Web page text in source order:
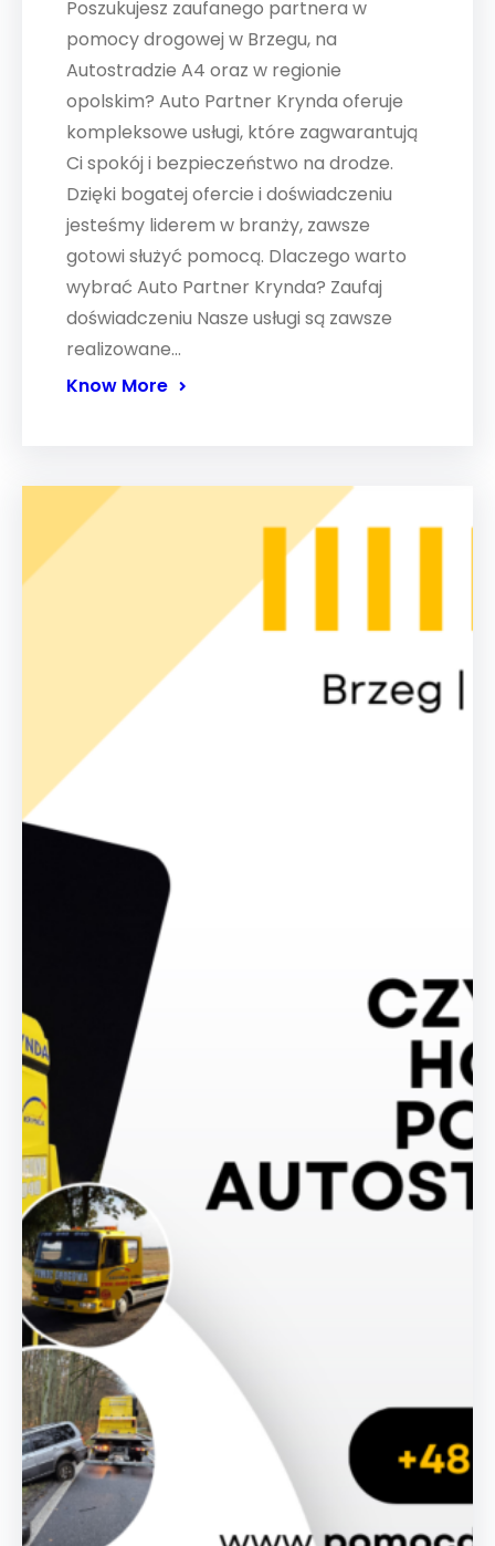
Poszukujesz zaufanego partnera w
pomocy drogowej w Brzegu, na
Autostradzie A4 oraz w regionie
opolskim? Auto Partner Krynda oferuje
kompleksowe usługi, które zagwarantują
Ci spokój i bezpieczeństwo na drodze.
Dzięki bogatej ofercie i doświadczeniu
jesteśmy liderem w branży, zawsze
gotowi służyć pomocą. Dlaczego warto
wybrać Auto Partner Krynda? Zaufaj
doświadczeniu Nasze usługi są zawsze
realizowane…
Know More